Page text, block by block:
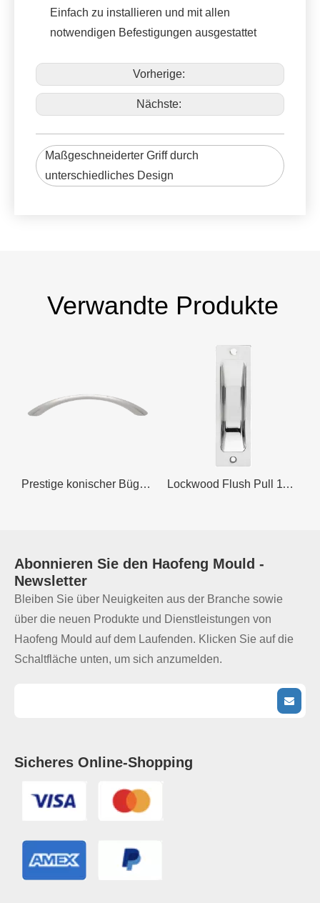
Einfach zu installieren und mit allen
notwendigen Befestigungen ausgestattet
Vorherige:
Nächste:
Maßgeschneiderter Griff durch
unterschiedliches Design
Verwandte Produkte
Prestige konischer Bügelgriff aus gebürstetem Nickel aus Edelstahl Lockwood Flush Pull 115 x 35 mm Zinkdruckguss
Abonnieren Sie den Haofeng Mould -
Newsletter
Bleiben Sie über Neuigkeiten aus der Branche sowie
über die neuen Produkte und Dienstleistungen von
Haofeng Mould auf dem Laufenden. Klicken Sie auf die
Schaltfläche unten, um sich anzumelden.
Sicheres Online-Shopping